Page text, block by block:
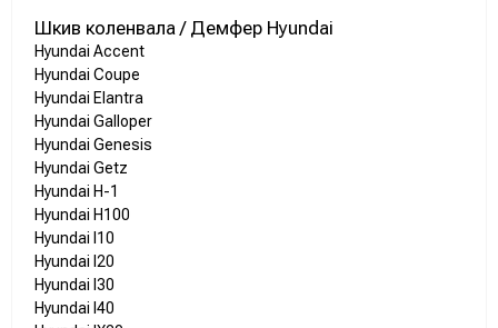
Шкив коленвала / Демфер Hyundai
Hyundai Accent
Hyundai Coupe
Hyundai Elantra
Hyundai Galloper
Hyundai Genesis
Hyundai Getz
Hyundai H-1
Hyundai H100
Hyundai I10
Hyundai I20
Hyundai I30
Hyundai I40